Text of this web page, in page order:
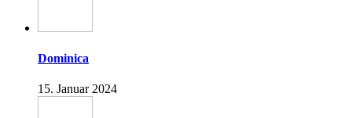
Dominica
15. Januar 2024